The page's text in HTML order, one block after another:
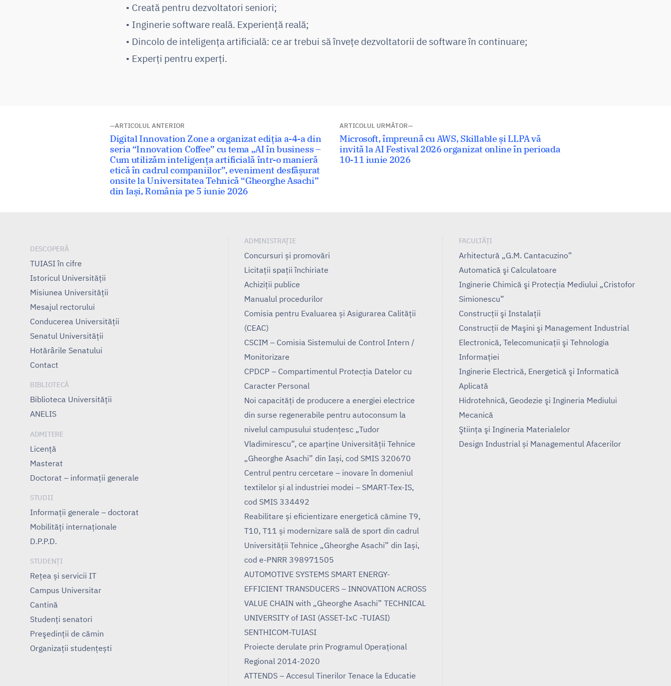
• Creată pentru dezvoltatori seniori;
• Inginerie software reală. Experiență reală;
• Dincolo de inteligența artificială: ce ar trebui să învețe dezvoltatorii de software în continuare;
• Experți pentru experți.
ARTICOLUL ANTERIOR
Articolul
anterior:
Digital Innovation Zone a organizat ediția a-4-a din
seria “Innovation Coffee” cu tema „AI în business –
Cum utilizăm inteligența artificială într-o manieră
etică în cadrul companiilor”, eveniment desfășurat
onsite la Universitatea Tehnică “Gheorghe Asachi”
din Iași, România pe 5 iunie 2026
ARTICOLUL URMĂTOR
Articolul
următor:
Microsoft, împreună cu AWS, Skillable și LLPA vă
invită la AI Festival 2026 organizat online în perioada
10-11 iunie 2026
DESCOPERĂ
TUIASI în cifre
Istoricul Universităţii
Misiunea Universităţii
Mesajul rectorului
Conducerea Universităţii
Senatul Universității
Hotărârile Senatului
Contact
BIBLIOTECĂ
Biblioteca Universității
ANELIS
ADMITERE
Licență
Masterat
Doctorat – informații generale
STUDII
Informații generale – doctorat
Mobilități internaționale
D.P.P.D.
STUDENȚI
Rețea și servicii IT
Campus Universitar
Cantină
Studenți senatori
Preşedinţii de cămin
Organizații studențești
ADMINISTRAȚIE
Concursuri și promovări
Licitații spații închiriate
Achiziții publice
Manualul procedurilor
Comisia pentru Evaluarea și Asigurarea Calității
(CEAC)
CSCIM – Comisia Sistemului de Control Intern /
Monitorizare
CPDCP – Compartimentul Protecția Datelor cu
Caracter Personal
Noi capacități de producere a energiei electrice
din surse regenerabile pentru autoconsum la
nivelul campusului studențesc „Tudor
Vladimirescu”, ce aparține Universității Tehnice
„Gheorghe Asachi” din Iași, cod SMIS 320670
Centrul pentru cercetare – inovare în domeniul
textilelor și al industriei modei – SMART-Tex-IS,
cod SMIS 334492
Reabilitare și eficientizare energetică cămine T9,
T10, T11 și modernizare sală de sport din cadrul
Universității Tehnice „Gheorghe Asachi” din Iași,
cod e-PNRR 398971505
AUTOMOTIVE SYSTEMS SMART ENERGY-
EFFICIENT TRANSDUCERS – INNOVATION ACROSS
VALUE CHAIN with „Gheorghe Asachi” TECHNICAL
UNIVERSITY of IASI (ASSET-IxC -TUIASI)
SENTHICOM-TUIASI
Proiecte derulate prin Programul Operaţional
Regional 2014-2020
ATTENDS – Accesul Tinerilor Tenace la Educatie
FACULTĂȚI
Arhitectură „G.M. Cantacuzino”
Automatică şi Calculatoare
Inginerie Chimică şi Protecţia Mediului „Cristofor
Simionescu”
Construcţii şi Instalaţii
Construcţii de Maşini şi Management Industrial
Electronică, Telecomunicaţii şi Tehnologia
Informaţiei
Inginerie Electrică, Energetică şi Informatică
Aplicată
Hidrotehnică, Geodezie şi Ingineria Mediului
Mecanică
Ştiinţa şi Ingineria Materialelor
Design Industrial și Managementul Afacerilor